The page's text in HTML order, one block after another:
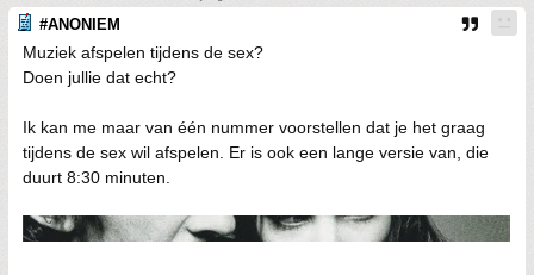
#ANONIEM
Muziek afspelen tijdens de sex?
Doen jullie dat echt?
Ik kan me maar van één nummer voorstellen dat je het graag
tijdens de sex wil afspelen. Er is ook een lange versie van, die
duurt 8:30 minuten.